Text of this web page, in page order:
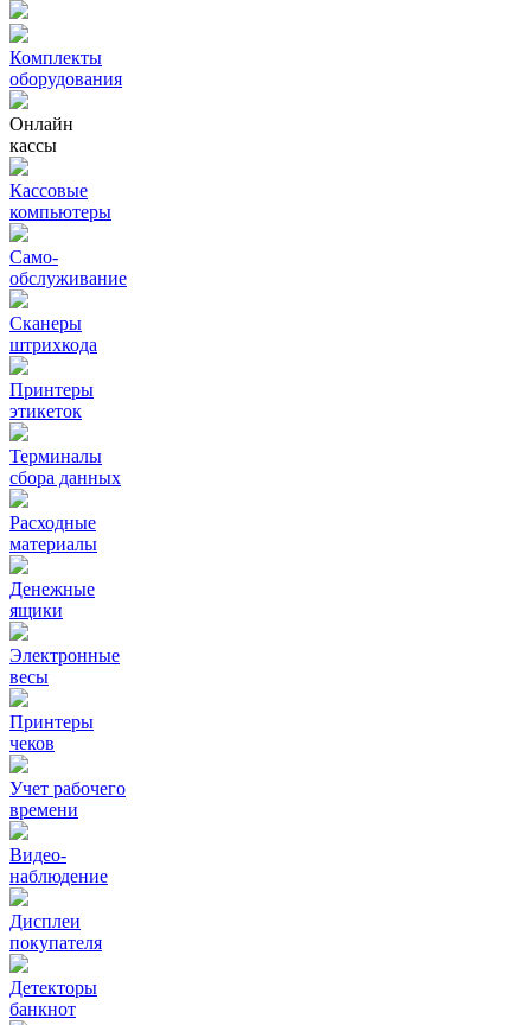
Комплекты
оборудования
Онлайн
кассы
Кассовые
компьютеры
Само-
обслуживание
Сканеры
штрихкода
Принтеры
этикеток
Терминалы
сбора данных
Расходные
материалы
Денежные
ящики
Электронные
весы
Принтеры
чеков
Учет рабочего
времени
Видео‑
наблюдение
Дисплеи
покупателя
Детекторы
банкнот